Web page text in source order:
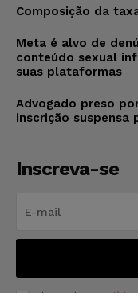
Composição da
Meta é alvo de
conteúdo sexual
suas plataformas
Advogado preso
inscrição suspensa
Inscreva-se